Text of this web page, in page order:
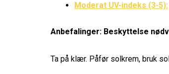
Moderat UV-indeks (3-5):
Anbefalinger: Beskyttelse
Ta på klær. Påfør solkrem, bruk